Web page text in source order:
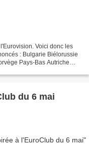
Voici donc les
: Bulgarie Biélorussie
Pays-Bas Autriche
du 6 mai